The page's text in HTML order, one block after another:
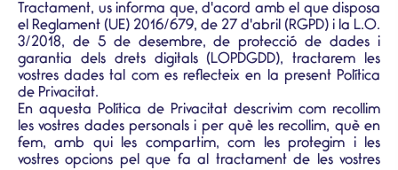
Tractament, us informa que, d'acord amb el que disposa
el Reglament (UE) 2016/679, de 27 d'abril (RGPD) i la L.O.
3/2018, de 5 de desembre, de protecció de dades i
garantia dels drets digitals (LOPDGDD), tractarem les
vostres dades tal com es reflecteix en la present Política
de Privacitat.
En aquesta Política de Privacitat descrivim com recollim
les vostres dades personals i per què les recollim, què en
fem, amb qui les compartim, com les protegim i les
vostres opcions pel que fa al tractament de les vostres